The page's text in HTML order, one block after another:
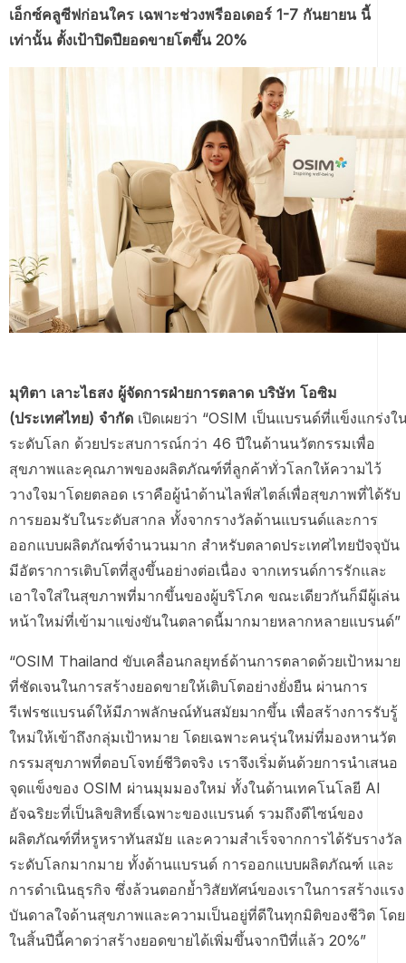
เอ็กซ์คลูซีฟก่อนใคร เฉพาะช่วงพรีออเดอร์ 1-7 กันยายน นี้
เท่านั้น ตั้งเป้าปิดปียอดขายโตขึ้น 20%
มุทิตา เลาะไธสง ผู้จัดการฝ่ายการตลาด บริษัท โอซิม
(ประเทศไทย) จำกัด เปิดเผยว่า “OSIM เป็นแบรนด์ที่แข็งแกร่งใ
ระดับโลก ด้วยประสบการณ์กว่า 46 ปีในด้านนวัตกรรมเพื่อ
สุขภาพและคุณภาพของผลิตภัณฑ์ที่ลูกค้าทั่วโลกให้ความไว้
วางใจมาโดยตลอด เราคือผู้นำด้านไลฟ์สไตล์เพื่อสุขภาพที่ได้รับ
การยอมรับในระดับสากล ทั้งจากรางวัลด้านแบรนด์และการ
ออกแบบผลิตภัณฑ์จำนวนมาก สำหรับตลาดประเทศไทยปัจจุบัน
มีอัตราการเติบโตที่สูงขึ้นอย่างต่อเนื่อง จากเทรนด์การรักและ
เอาใจใส่ในสุขภาพที่มากขึ้นของผู้บริโภค ขณะเดียวกันก็มีผู้เล่น
หน้าใหม่ที่เข้ามาแข่งขันในตลาดนี้มากมายหลากหลายแบรนด์”
“OSIM Thailand ขับเคลื่อนกลยุทธ์ด้านการตลาดด้วยเป้าหมาย
ที่ชัดเจนในการสร้างยอดขายให้เติบโตอย่างยั่งยืน ผ่านการ
รีเฟรชแบรนด์ให้มีภาพลักษณ์ทันสมัยมากขึ้น เพื่อสร้างการรับรู้
ใหม่ให้เข้าถึงกลุ่มเป้าหมาย โดยเฉพาะคนรุ่นใหม่ที่มองหานวัต
กรรมสุขภาพที่ตอบโจทย์ชีวิตจริง เราจึงเริ่มต้นด้วยการนำเสนอ
จุดแข็งของ OSIM ผ่านมุมมองใหม่ ทั้งในด้านเทคโนโลยี AI
อัจฉริยะที่เป็นลิขสิทธิ์เฉพาะของแบรนด์ รวมถึงดีไซน์ของ
ผลิตภัณฑ์ที่หรูหราทันสมัย และความสำเร็จจากการได้รับรางวัล
ระดับโลกมากมาย ทั้งด้านแบรนด์ การออกแบบผลิตภัณฑ์ และ
การดำเนินธุรกิจ ซึ่งล้วนตอกย้ำวิสัยทัศน์ของเราในการสร้างแรง
บันดาลใจด้านสุขภาพและความเป็นอยู่ที่ดีในทุกมิติของชีวิต โดย
ในสิ้นปีนี้คาดว่าสร้างยอดขายได้เพิ่มขึ้นจากปีที่แล้ว 20%”